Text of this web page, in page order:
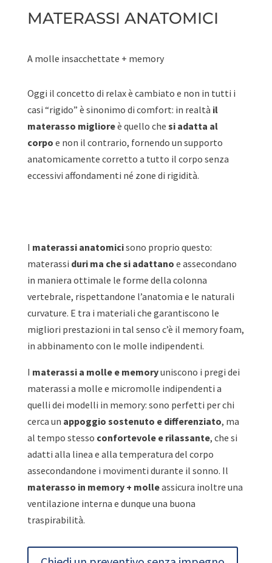
MATERASSI ANATOMICI
A molle insacchettate + memory
Oggi il concetto di relax è cambiato e non in tutti i
casi “rigido” è sinonimo di comfort: in realtà il
materasso miglioreè quello che si adatta al
corpo e non il contrario, fornendo un supporto
anatomicamente corretto a tutto il corpo senza
eccessivi affondamenti né zone di rigidità.
I materassi anatomicisono proprio questo:
materassi duri ma che si adattano e assecondano
in maniera ottimale le forme della colonna
vertebrale, rispettandone l’anatomia e le naturali
curvature. E tra i materiali che garantiscono le
migliori prestazioni in tal senso c’è il memory foam,
in abbinamento con le molle indipendenti.
I materassi a molle e memoryuniscono i pregi dei
materassi a molle e micromolle indipendenti a
quelli dei modelli in memory: sono perfetti per chi
cerca un appoggio sostenuto e differenziato, ma
al tempo stesso confortevole e rilassante, che si
adatti alla linea e alla temperatura del corpo
assecondandone i movimenti durante il sonno. Il
materasso in memory + molleassicura inoltre una
ventilazione interna e dunque una buona
traspirabilità.